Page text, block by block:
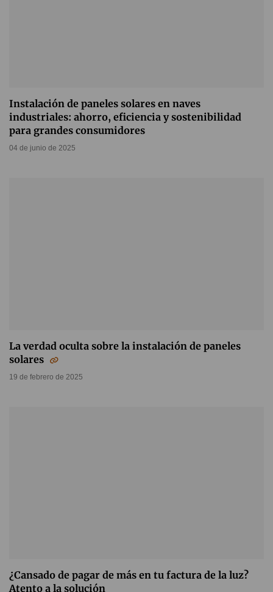
Instalación de paneles solares en naves
industriales: ahorro, eficiencia y sostenibilidad
para grandes consumidores
04 de junio de 2025
La verdad oculta sobre la instalación de paneles
solares
19 de febrero de 2025
¿Cansado de pagar de más en tu factura de la luz?
Atento a la solución